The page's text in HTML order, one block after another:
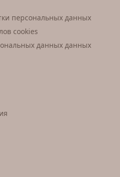
персональных данных
cookies
данных данных